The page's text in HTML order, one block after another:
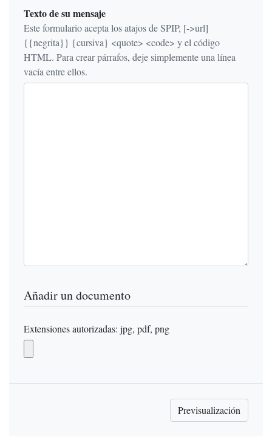
Texto de su mensaje
Este formulario acepta los atajos de SPIP, [->url]
{{negrita}} {cursiva} <quote> <code> y el código
HTML. Para crear párrafos, deje simplemente una línea
vacía entre ellos.
Añadir un documento
Extensiones autorizadas: jpg, pdf, png